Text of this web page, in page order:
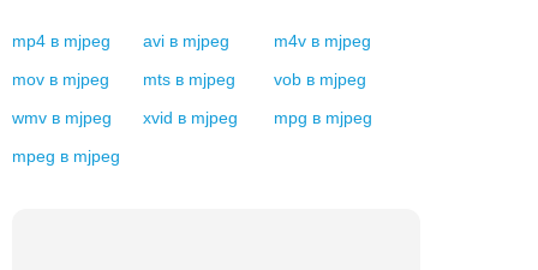
mp4 в mjpeg avi в mjpeg m4v в mjpeg
mov в mjpeg mts в mjpeg vob в mjpeg
wmv в mjpeg xvid в mjpeg mpg в mjpeg
mpeg в mjpeg